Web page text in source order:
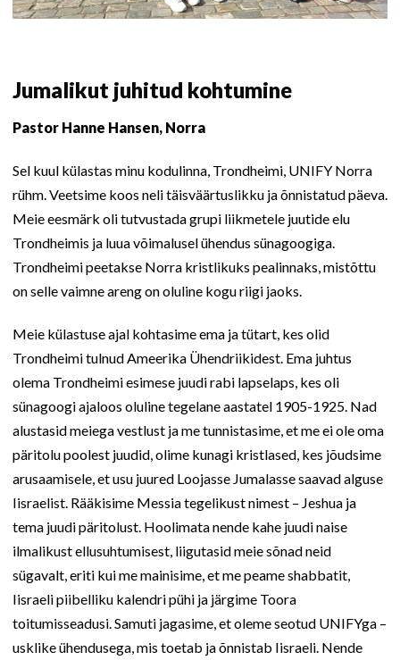
Jumalikut juhitud kohtumine
Pastor Hanne Hansen, Norra
Sel kuul külastas minu kodulinna, Trondheimi, UNIFY Norra
rühm. Veetsime koos neli täisväärtuslikku ja õnnistatud päeva.
Meie eesmärk oli tutvustada grupi liikmetele juutide elu
Trondheimis ja luua võimalusel ühendus sünagoogiga.
Trondheimi peetakse Norra kristlikuks pealinnaks, mistõttu
on selle vaimne areng on oluline kogu riigi jaoks.
Meie külastuse ajal kohtasime ema ja tütart, kes olid
Trondheimi tulnud Ameerika Ühendriikidest. Ema juhtus
olema Trondheimi esimese juudi rabi lapselaps, kes oli
sünagoogi ajaloos oluline tegelane aastatel 1905-1925. Nad
alustasid meiega vestlust ja me tunnistasime, et me ei ole oma
päritolu poolest juudid, olime kunagi kristlased, kes jõudsime
arusaamisele, et usu juured Loojasse Jumalasse saavad alguse
Iisraelist. Rääkisime Messia tegelikust nimest – Jeshua ja
tema juudi päritolust. Hoolimata nende kahe juudi naise
ilmalikust ellusuhtumisest, liigutasid meie sõnad neid
sügavalt, eriti kui me mainisime, et me peame shabbatit,
Iisraeli piibelliku kalendri pühi ja järgime Toora
toitumisseadusi. Samuti jagasime, et oleme seotud UNIFYga –
usklike ühendusega, mis toetab ja õnnistab Iisraeli. Nende